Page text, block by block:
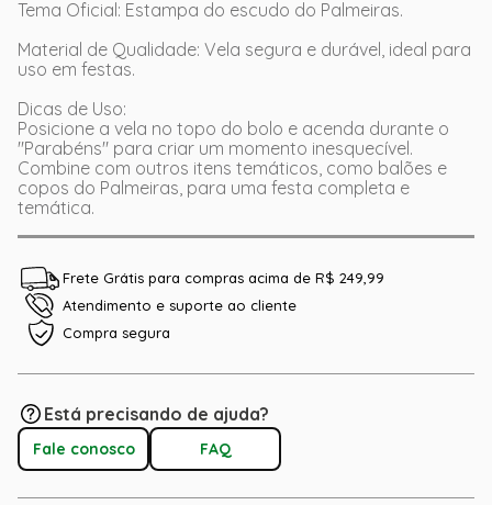
Tema Oficial: Estampa do escudo do Palmeiras.
Material de Qualidade: Vela segura e durável, ideal para
uso em festas.
Dicas de Uso:
Posicione a vela no topo do bolo e acenda durante o
"Parabéns" para criar um momento inesquecível.
Combine com outros itens temáticos, como balões e
copos do Palmeiras, para uma festa completa e
temática.
Frete Grátis para compras acima de R$ 249,99
Atendimento e suporte ao cliente
Compra segura
Está precisando de ajuda?
Fale conosco FAQ